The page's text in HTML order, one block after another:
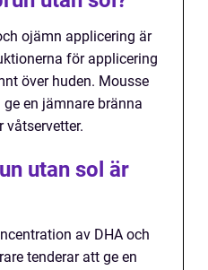
ojämn applicering är
för applicering
över huden. Mousse
en jämnare bränna
våtservetter.
utan sol är
av DHA och
tenderar att ge en